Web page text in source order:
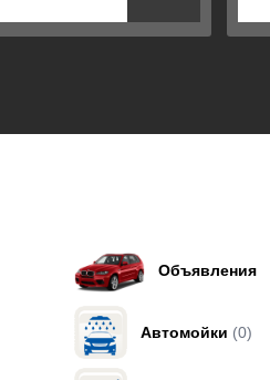
Объявления
Автомойки (0)